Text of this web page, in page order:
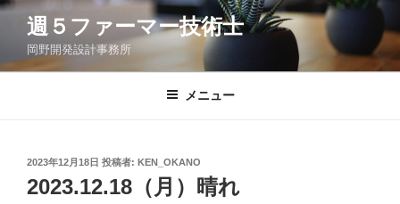
コ
ン
週５ファーマー技術士
岡野開発設計事務所
メニュー
投
稿
日:
2023年12月18日 投稿者: KEN_OKANO
2023.12.18（月）晴れ